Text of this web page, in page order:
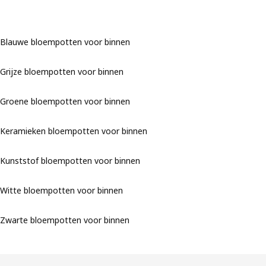
Blauwe bloempotten voor binnen
Grijze bloempotten voor binnen
Groene bloempotten voor binnen
Keramieken bloempotten voor binnen
Kunststof bloempotten voor binnen
Witte bloempotten voor binnen
Zwarte bloempotten voor binnen